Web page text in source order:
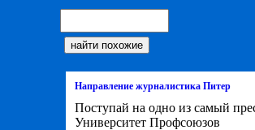
Направление журналистика Питер
Поступай на одно из самый
Университет Профсоюзов